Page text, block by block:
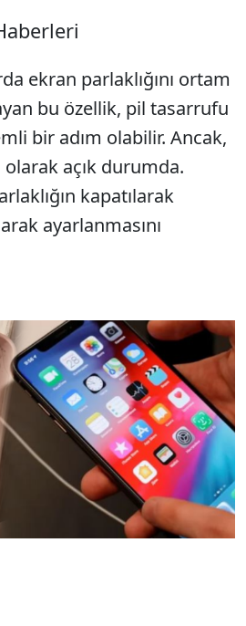
ekran parlaklığını ortam
bu özellik, pil tasarrufu
bir adım olabilir. Ancak,
olarak açık durumda.
kapatılarak
ayarlanmasını